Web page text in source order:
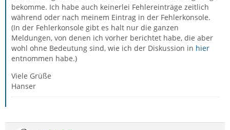
bekomme. Ich habe auch keinerlei Fehlereinträge zeitlich
während oder nach meinem Eintrag in der Fehlerkonsole.
(In der Fehlerkonsole gibt es halt nur die ganzen
Meldungen, von denen ich vorher berichtet habe, die aber
wohl ohne Bedeutung sind, wie ich der Diskussion in hier
entnommen habe.)
Viele Grüße
Hanser